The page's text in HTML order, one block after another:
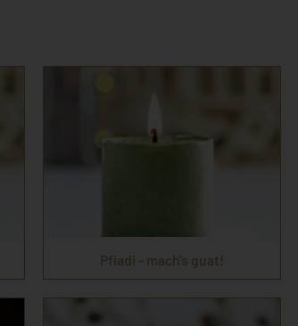
Pfiadi - mach's guat!